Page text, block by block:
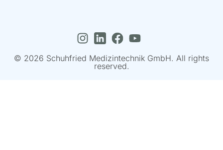
© 2026 Schuhfried Medizintechnik GmbH. All rights
reserved.